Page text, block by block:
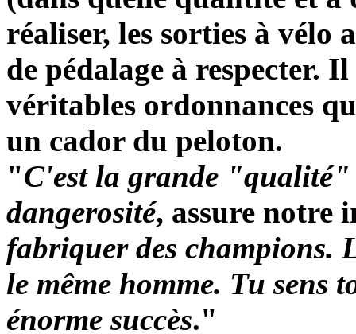
réaliser, les sorties à vélo
de pédalage à respecter.
véritables ordonnances
un cador du peloton.
"C'est la grande "qualité"
dangerosité, assure notre
fabriquer des champions.
le même homme. Tu sens
énorme succès."